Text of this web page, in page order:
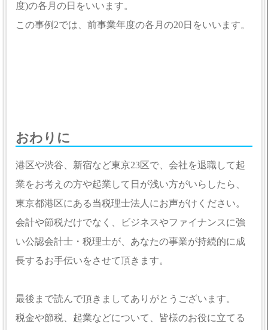
度)の各月の日をいいます。
この事例2では、前事業年度の各月の20日をいいます。
おわりに
港区や渋谷、新宿など東京23区で、会社を退職して起
業をお考えの方や起業して日が浅い方がいらしたら、
東京都港区にある当税理士法人にお声がけください。
会計や節税だけでなく、ビジネスやファイナンスに強
い公認会計士・税理士が、あなたの事業が持続的に成
長するお手伝いをさせて頂きます。
最後まで読んで頂きましてありがとうございます。
税金や節税、起業などについて、皆様のお役に立てる